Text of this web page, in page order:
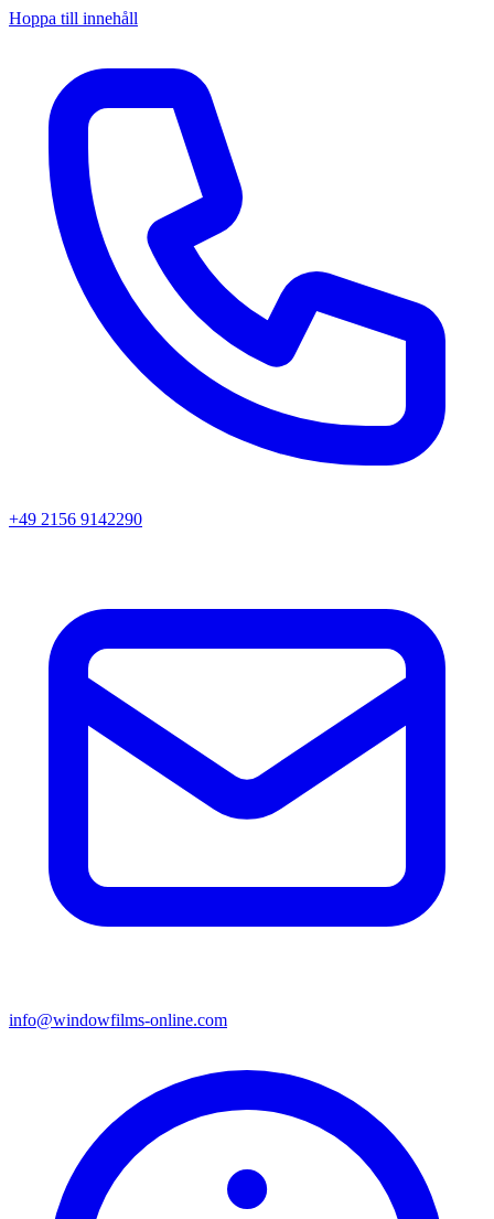
Hoppa till innehåll
+49 2156 9142290
info@windowfilms-online.com